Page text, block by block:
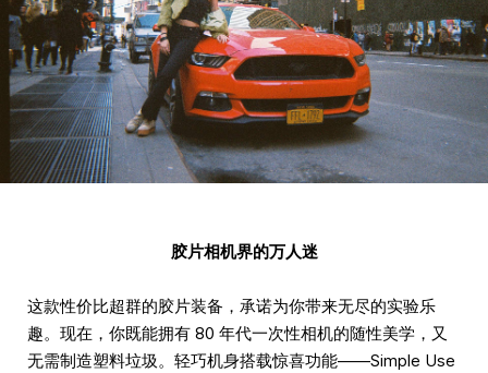
胶片相机界的万人迷
这款性价比超群的胶片装备，承诺为你带来无尽的实验乐
趣。现在，你既能拥有 80 年代一次性相机的随性美学，又
无需制造塑料垃圾。轻巧机身搭载惊喜功能——Simple Use